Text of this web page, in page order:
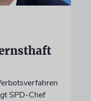
SPD-Chef